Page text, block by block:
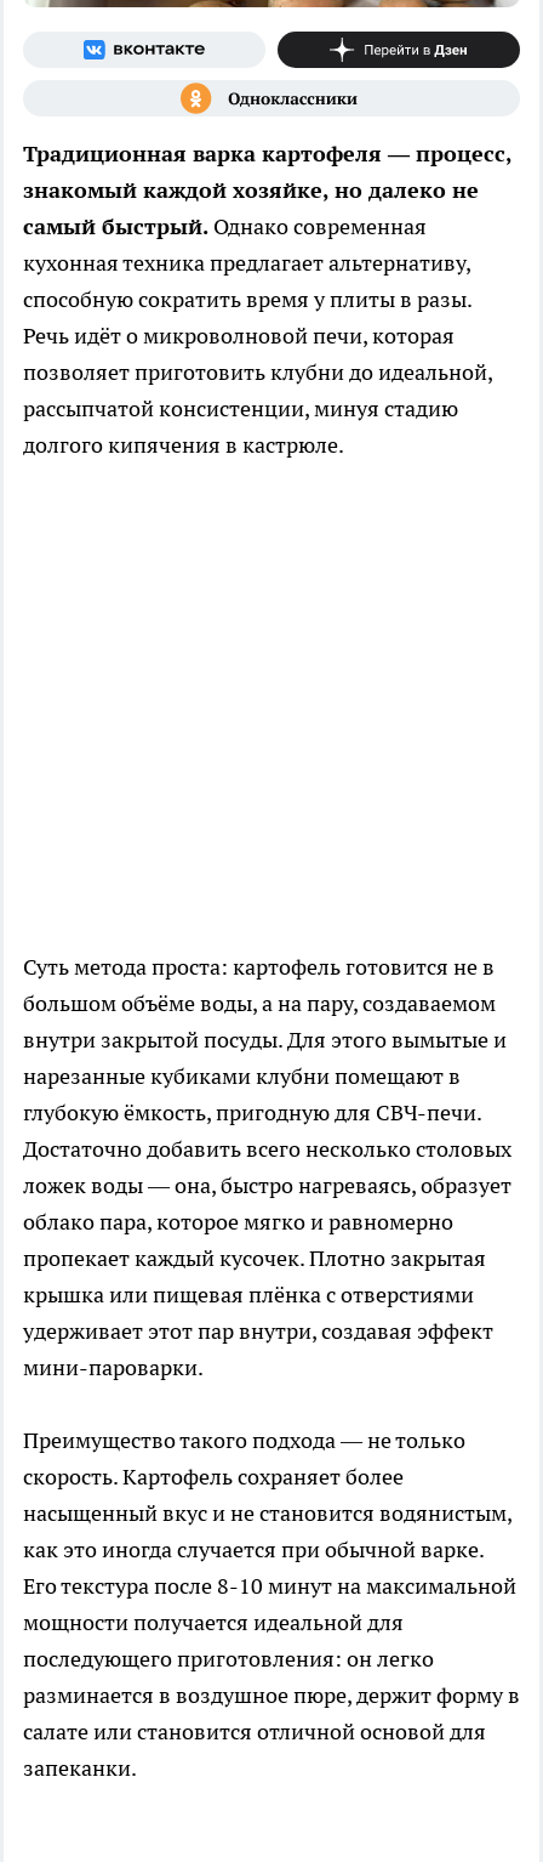
Традиционная варка картофеля — процесс,
знакомый каждой хозяйке, но далеко не
самый быстрый. Однако современная
кухонная техника предлагает альтернативу,
способную сократить время у плиты в разы.
Речь идёт о микроволновой печи, которая
позволяет приготовить клубни до идеальной,
рассыпчатой консистенции, минуя стадию
долгого кипячения в кастрюле.
Суть метода проста: картофель готовится не в
большом объёме воды, а на пару, создаваемом
внутри закрытой посуды. Для этого вымытые и
нарезанные кубиками клубни помещают в
глубокую ёмкость, пригодную для СВЧ-печи.
Достаточно добавить всего несколько столовых
ложек воды — она, быстро нагреваясь, образует
облако пара, которое мягко и равномерно
пропекает каждый кусочек. Плотно закрытая
крышка или пищевая плёнка с отверстиями
удерживает этот пар внутри, создавая эффект
мини-пароварки.
Преимущество такого подхода — не только
скорость. Картофель сохраняет более
насыщенный вкус и не становится водянистым,
как это иногда случается при обычной варке.
Его текстура после 8-10 минут на максимальной
мощности получается идеальной для
последующего приготовления: он легко
разминается в воздушное пюре, держит форму в
салате или становится отличной основой для
запеканки.